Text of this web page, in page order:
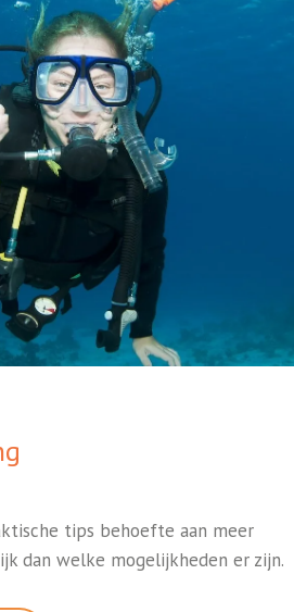
tips behoefte aan meer
dan welke mogelijkheden er zijn.